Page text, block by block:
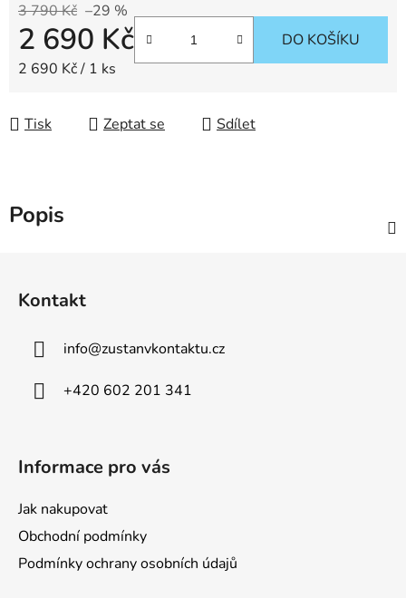
3 790 Kč –29 %
2 690 Kč
Měrná cena:
2 690 Kč / 1 ks
DO KOŠÍKU
Tisk Zeptat se Sdílet
Popis
Kontakt
info@zustanvkontaktu.cz
+420 602 201 341
Informace pro vás
Jak nakupovat
Obchodní podmínky
Podmínky ochrany osobních údajů